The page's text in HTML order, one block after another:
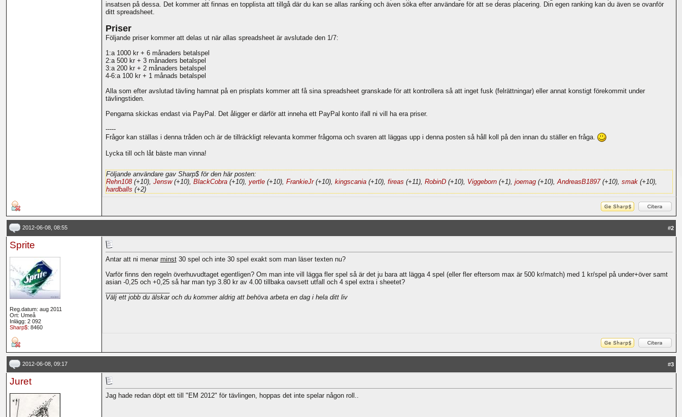
insatsen på dessa. Det kommer att finnas en topplista att tillgå där du kan se allas ranking och även söka efter användare för att se deras placering. Din egen ranking kan du även se ovanför
ditt spreadsheet.
Priser
Följande priser kommer att delas ut när allas spreadsheet är avslutade den 1/7:
1:a 1000 kr + 6 månaders betalspel
2:a 500 kr + 3 månaders betalspel
3:a 200 kr + 2 månaders betalspel
4-6:a 100 kr + 1 månads betalspel
Alla som efter avslutad tävling hamnat på en prisplats kommer att få sina spreadsheet granskade för att kontrollera så att inget fusk (felrättningar) eller annat konstigt förekommit under
tävlingstiden.
Pengarna skickas endast via PayPal. Det åligger er därför att inneha ett PayPal konto ifall ni vill ha era priser.
-----
Frågor kan ställas i denna tråden och är de tillräckligt relevanta kommer frågorna och svaren att läggas upp i denna posten så håll koll på den innan du ställer en fråga.
Lycka till och låt bäste man vinna!
Följande användare gav Sharp$ för den här posten:
Rehn108(+10), Jensw(+10), BlackCobra(+10), yertle(+10), FrankieJr(+10), kingscania(+10), fireas (+11), RobinD(+10), Viggeborn(+1), joemag(+10), AndreasB1897(+10), smak(+10),
hardballs (+2)
2012-06-08, 08:55 #2
Sprite
Reg.datum: aug 2011
Ort: Umeå
Inlägg: 2 092
Sharp$: 8460
Antar att ni menar minst30 spel och inte 30 spel exakt som man läser texten nu?
Varför finns den regeln överhuvudtaget egentligen? Om man inte vill lägga fler spel så är det ju bara att lägga 4 spel (eller fler eftersom max är 500 kr/match) med 1 kr/spel på under+över samt
asian -0,25 och +0,25 så har man typ 3.80 kr av 4.00 tillbaka oavsett utfall och 4 spel extra i sheetet?
Välj ett jobb du älskar och du kommer aldrig att behöva arbeta en dag i hela ditt liv
2012-06-08, 09:17 #3
Juret
Jag hade redan döpt ett till "EM 2012" för tävlingen, hoppas det inte spelar någon roll..